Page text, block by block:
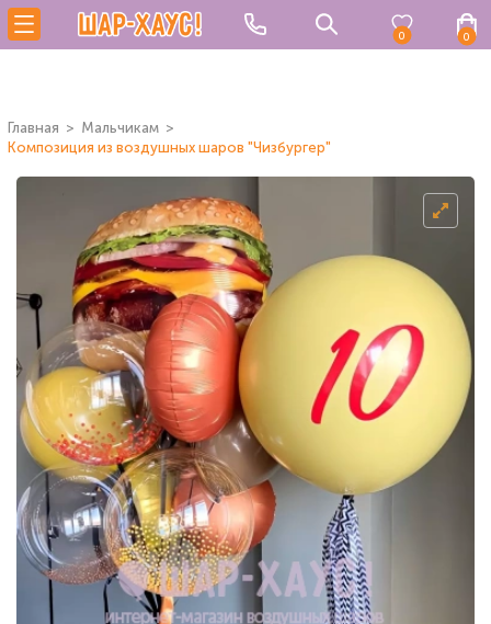
0 0
Главная
Мальчикам
Композиция из воздушных шаров "Чизбургер"